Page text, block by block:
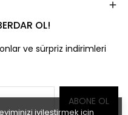
iyileştirmek için
OL!
ve sürpriz indirimleri
ABONE OL